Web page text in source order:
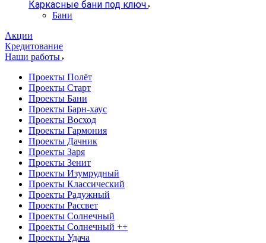
Каркасные бани под ключ
Бани
Акции
Кредитование
Наши работы
Проекты Полёт
Проекты Старт
Проекты Бани
Проекты Барн-хаус
Проекты Восход
Проекты Гармония
Проекты Дачник
Проекты Заря
Проекты Зенит
Проекты Изумрудный
Проекты Классический
Проекты Радужный
Проекты Рассвет
Проекты Солнечный
Проекты Солнечный ++
Проекты Удача